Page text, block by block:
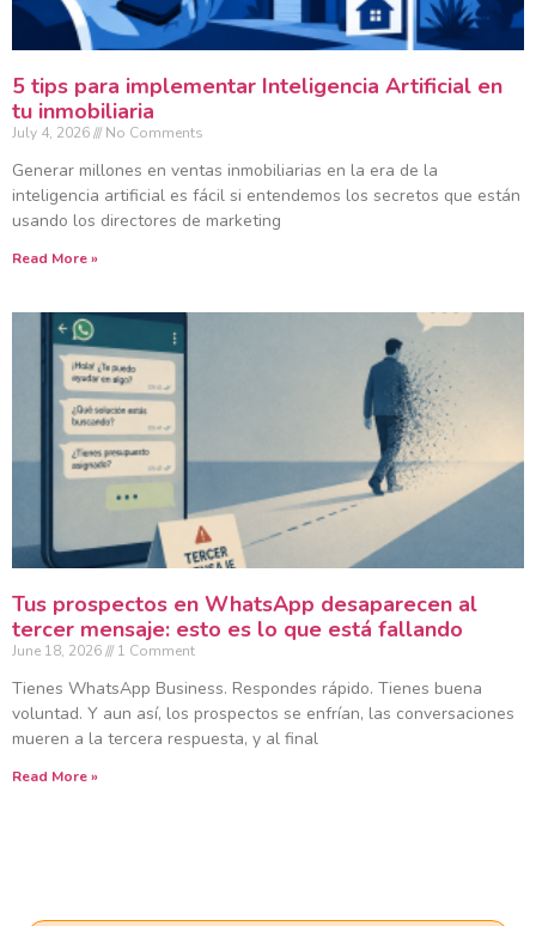
5 tips para implementar Inteligencia Artificial en
tu inmobiliaria
July 4, 2026 No Comments
Generar millones en ventas inmobiliarias en la era de la
inteligencia artificial es fácil si entendemos los secretos que están
usando los directores de marketing
Read More »
Tus prospectos en WhatsApp desaparecen al
tercer mensaje: esto es lo que está fallando
June 18, 2026 1 Comment
Tienes WhatsApp Business. Respondes rápido. Tienes buena
voluntad. Y aun así, los prospectos se enfrían, las conversaciones
mueren a la tercera respuesta, y al final
Read More »